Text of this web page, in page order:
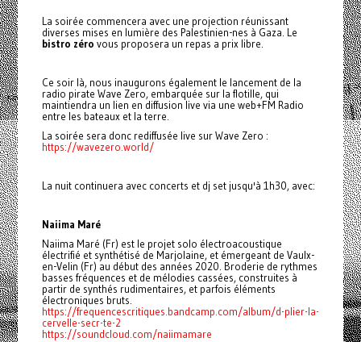
La soirée commencera avec une projection réunissant
diverses mises en lumière des Palestinien-nes à Gaza. Le
bistro zéro vous proposera un repas a prix libre.
Ce soir là, nous inaugurons également le lancement de la
radio pirate Wave Zero, embarquée sur la flotille, qui
maintiendra un lien en diffusion live via une web+FM Radio
entre les bateaux et la terre.
La soirée sera donc rediffusée live sur Wave Zero :
https://wavezero.world/
La nuit continuera avec concerts et dj set jusqu'à 1h30, avec:
Naiima Maré
Naiima Maré (Fr) est le projet solo électroacoustique
électrifié et synthétisé de Marjolaine, et émergeant de Vaulx-
en-Velin (Fr) au début des années 2020. Broderie de rythmes
basses fréquences et de mélodies cassées, construites à
partir de synthés rudimentaires, et parfois éléments
électroniques bruts.
https://frequencescritiques.bandcamp.com/album/d-plier-la-
cervelle-secr-te-2
https://soundcloud.com/naiimamare